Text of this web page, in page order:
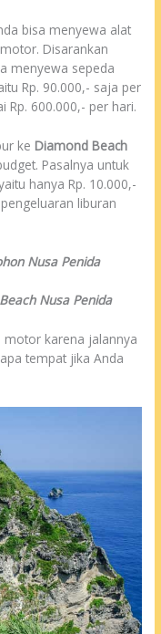
bisa menyewa alat
Disarankan
menyewa sepeda
Rp. 90.000,- saja per
Rp. 600.000,- per hari.
ke Diamond Beach
Pasalnya untuk
hanya Rp. 10.000,-
liburan
Nusa Penida
Nusa Penida
motor karena jalannya
tempat jika Anda